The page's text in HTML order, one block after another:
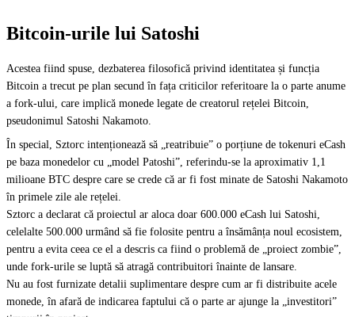
Bitcoin-urile lui Satoshi
Acestea fiind spuse, dezbaterea filosofică privind identitatea și funcția
Bitcoin a trecut pe plan secund în fața criticilor referitoare la o parte anume
a fork-ului, care implică monede legate de creatorul rețelei Bitcoin,
pseudonimul Satoshi Nakamoto.
În special, Sztorc intenționează să „reatribuie” o porțiune de tokenuri eCash
pe baza monedelor cu „model Patoshi”, referindu-se la aproximativ 1,1
milioane BTC despre care se crede că ar fi fost minate de Satoshi Nakamoto
în primele zile ale rețelei.
Sztorc a declarat că proiectul ar aloca doar 600.000 eCash lui Satoshi,
celelalte 500.000 urmând să fie folosite pentru a însămânța noul ecosistem,
pentru a evita ceea ce el a descris ca fiind o problemă de „proiect zombie”,
unde fork-urile se luptă să atragă contribuitori înainte de lansare.
Nu au fost furnizate detalii suplimentare despre cum ar fi distribuite acele
monede, în afară de indicarea faptului că o parte ar ajunge la „investitori”